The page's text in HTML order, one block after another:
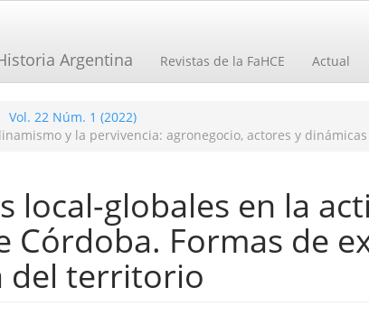
Argentina Revistas de la FaHCE Actual
Vol. 22 Núm. 1 (2022)
y la pervivencia: agronegocio, actores y
local-globales en la
Córdoba. Formas de
del territorio